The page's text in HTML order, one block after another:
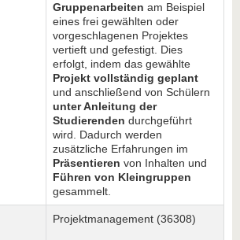
Gruppenarbeiten am Beispiel
eines frei gewählten oder
vorgeschlagenen Projektes
vertieft und gefestigt. Dies
erfolgt, indem das gewählte
Projekt vollständig geplant
und anschließend von Schülern
unter Anleitung der
Studierenden durchgeführt
wird. Dadurch werden
zusätzliche Erfahrungen im
Präsentieren von Inhalten und
Führen von Kleingruppen
gesammelt.
Projektmanagement (36308)